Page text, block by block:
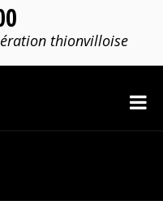
thionvilloise